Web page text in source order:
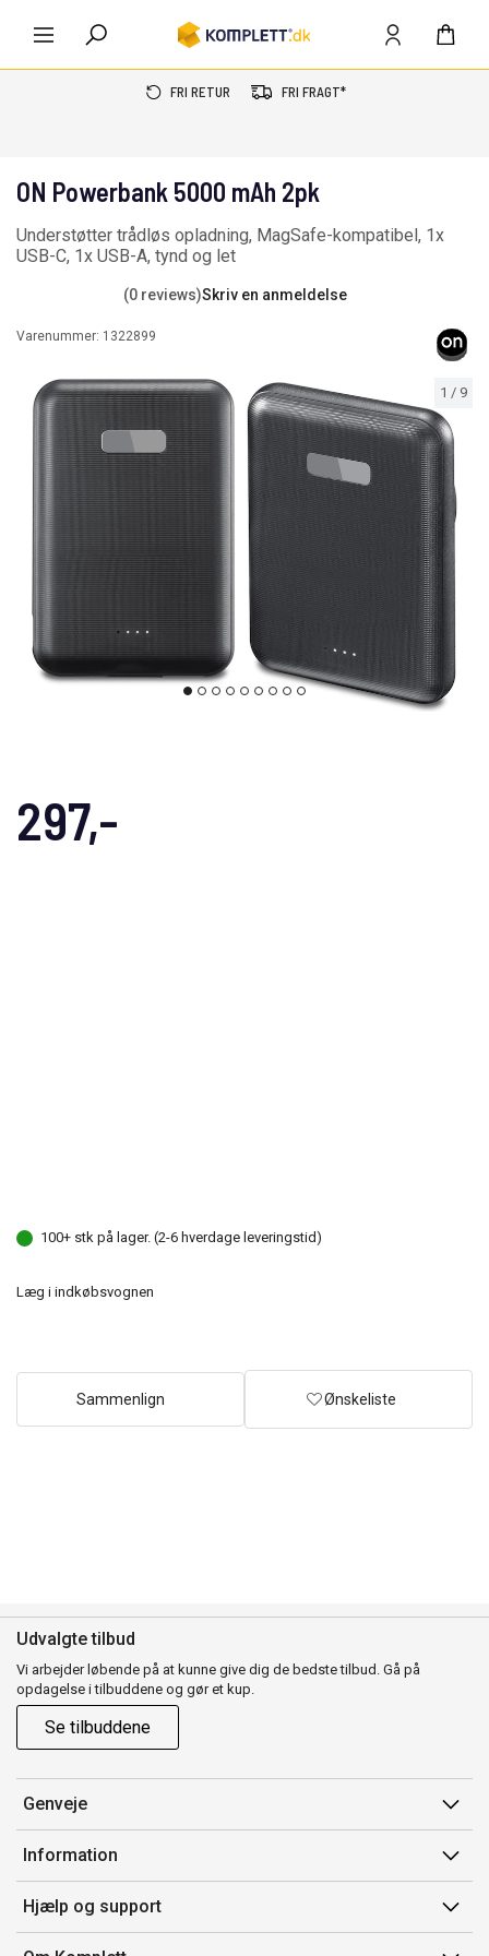
FRI RETUR FRI FRAGT*
1 / 9
ON Powerbank 5000 mAh 2pk
Understøtter trådløs opladning, MagSafe-kompatibel, 1x
USB-C, 1x USB-A, tynd og let
(0 reviews)Skriv en anmeldelse
Varenummer: 1322899
297,-
100+ stk på lager. (2-6 hverdage leveringstid)
Læg i indkøbsvognen
Sammenlign Ønskeliste
Udvalgte tilbud
Vi arbejder løbende på at kunne give dig de bedste tilbud. Gå på
opdagelse i tilbuddene og gør et kup.
Se tilbuddene
Genveje
Min side
Ordrehistorik
Gavekort
Information
Salgsbetingelser
Mærker/producent
Hjælp og support
Kontakt os